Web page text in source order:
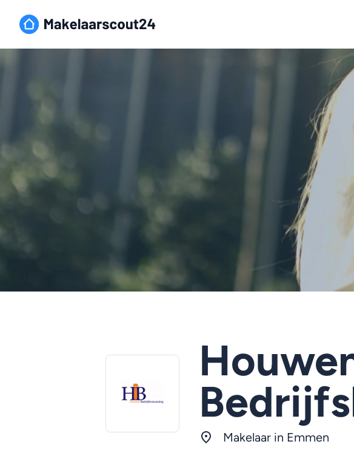
Makelaar in Emmen